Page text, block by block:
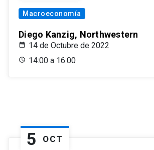
Macroeconomía
Diego Kanzig, Northwestern
14 de Octubre de 2022
14:00 a 16:00
5 OCT